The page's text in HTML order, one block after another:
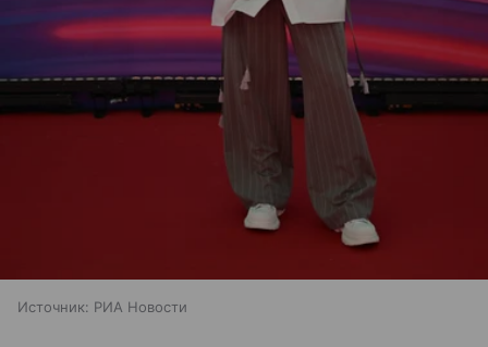
Источник: РИА Новости